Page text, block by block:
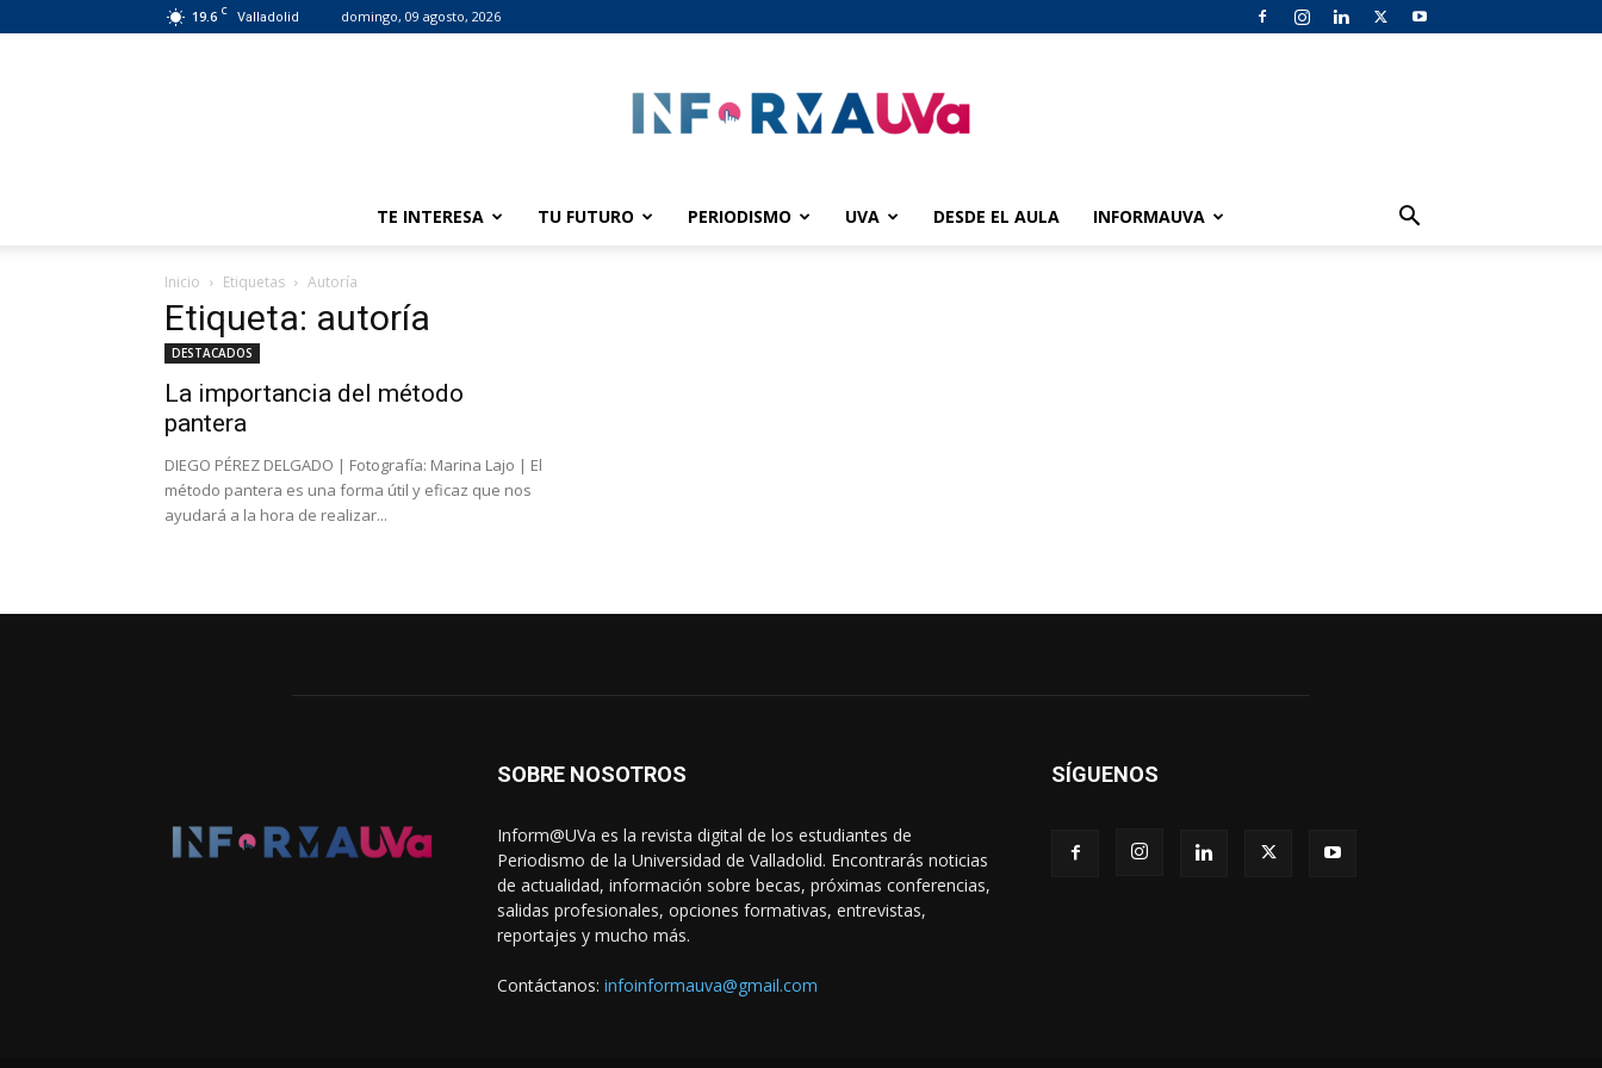
19.6 C Valladolid domingo, 09 agosto, 2026
informaUVA
TE INTERESA TU FUTURO PERIODISMO UVA DESDE EL AULA INFORMAUVA
Inicio Etiquetas Autoría
Etiqueta: autoría
DESTACADOS
La importancia del método
pantera
DIEGO PÉREZ DELGADO | Fotografía: Marina Lajo | El
método pantera es una forma útil y eficaz que nos
ayudará a la hora de realizar...
SOBRE NOSOTROS
Inform@UVa es la revista digital de los estudiantes de
Periodismo de la Universidad de Valladolid. Encontrarás noticias
de actualidad, información sobre becas, próximas conferencias,
salidas profesionales, opciones formativas, entrevistas,
reportajes y mucho más.
Contáctanos: infoinformauva@gmail.com
SÍGUENOS